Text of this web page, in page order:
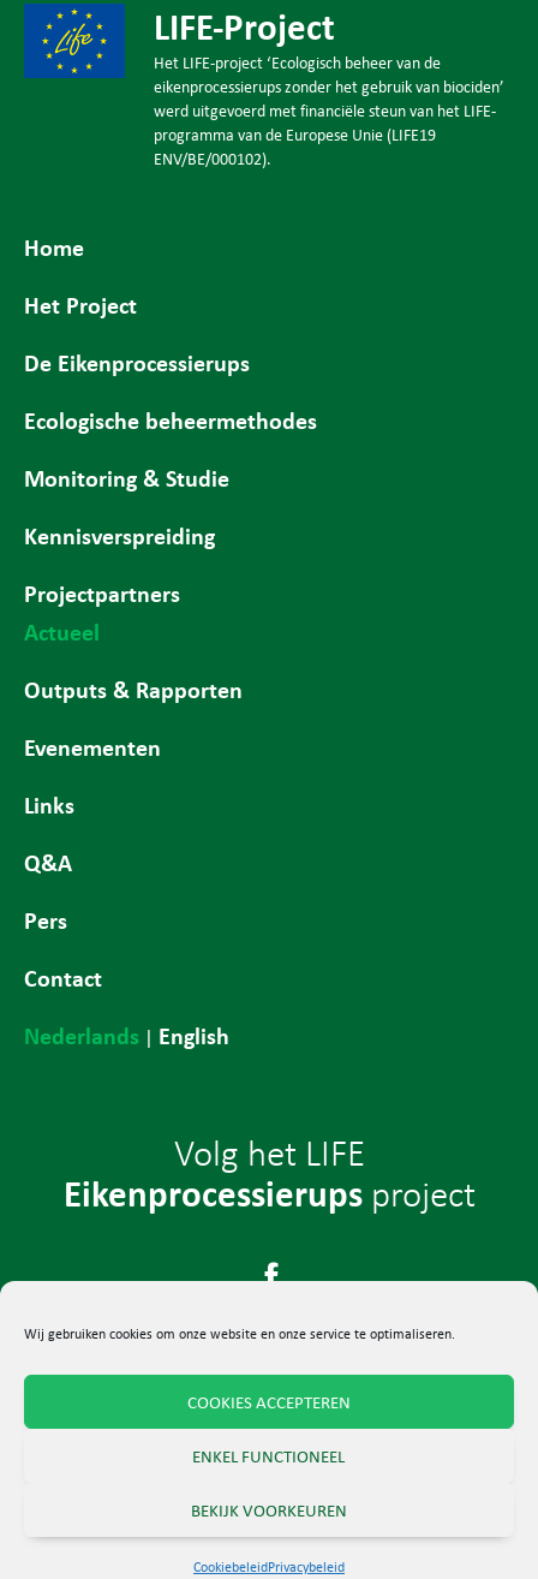
Wij gebruiken cookies om onze website en onze service te optimaliseren.
COOKIES ACCEPTEREN
ENKEL FUNCTIONEEL
BEKIJK VOORKEUREN
CookiebeleidPrivacybeleid
LIFE-Project
Het LIFE-project ‘Ecologisch beheer van de
eikenprocessierups zonder het gebruik van biociden’
werd uitgevoerd met financiële steun van het LIFE-
programma van de Europese Unie (LIFE19
ENV/BE/000102).
Home
Het Project
De Eikenprocessierups
Ecologische beheermethodes
Monitoring & Studie
Kennisverspreiding
Projectpartners
Actueel
Outputs & Rapporten
Evenementen
Links
Q&A
Pers
Contact
Nederlands | English
Volg het LIFE
Eikenprocessierupsproject
Algemene voorwaarden –Privacybeleid